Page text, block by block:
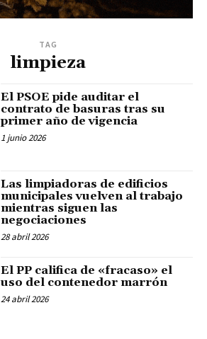
TAG
limpieza
El PSOE pide auditar el
contrato de basuras tras su
primer año de vigencia
1 junio 2026
Las limpiadoras de edificios
municipales vuelven al trabajo
mientras siguen las
negociaciones
28 abril 2026
El PP califica de «fracaso» el
uso del contenedor marrón
24 abril 2026